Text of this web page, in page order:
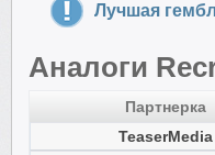
Лучшая
Аналоги
Партнерка
TeaserMedia